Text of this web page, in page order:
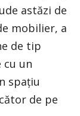
astăzi de
mobilier, a
de tip
cu un
spaţiu
de pe